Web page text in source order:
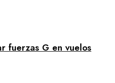
fuerzas G en vuelos